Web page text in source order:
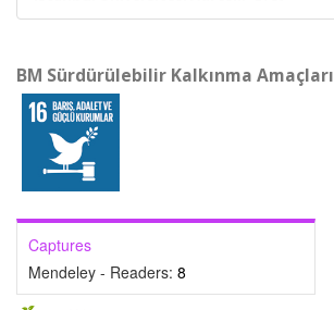
BM Sürdürülebilir Kalkınma Amaçları
Captures
Mendeley - Readers: 8